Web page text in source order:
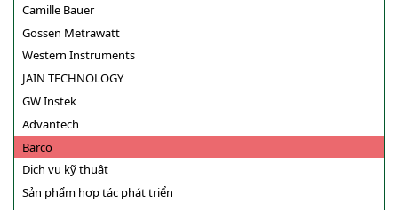
Camille Bauer
Gossen Metrawatt
Western Instruments
JAIN TECHNOLOGY
GW Instek
Advantech
Barco
Dịch vụ kỹ thuật
Sản phẩm hợp tác phát triển